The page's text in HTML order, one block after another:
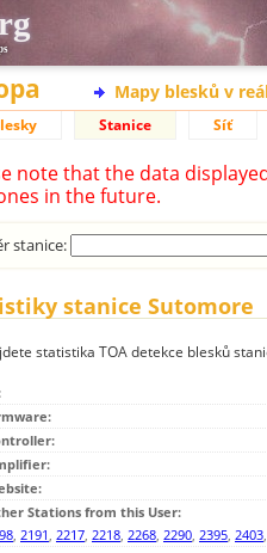
Mapy blesků v
Stanice Síť
note that the data
in the future.
stanice:
stanice Sutomore
statistika TOA detekce blesků
Stations from this User:
, 2191, 2217, 2218, 2268, 2290, 2395, 2403